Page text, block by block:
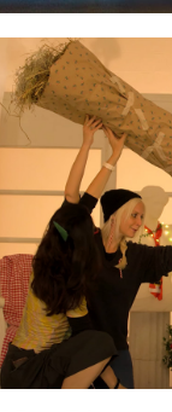
Natale 2018